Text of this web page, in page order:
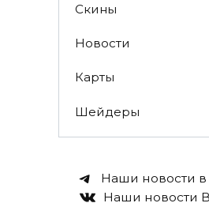
Скины
Новости
Карты
Шейдеры
Наши новости в
Наши новости